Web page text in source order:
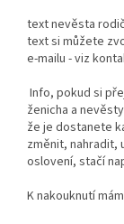
text nevěsta
text si můžete
e-mailu - viz
Info, pokud si
ženicha a
že je dostanete
změnit, nahradit,
oslovení, stačí
K nakouknutí